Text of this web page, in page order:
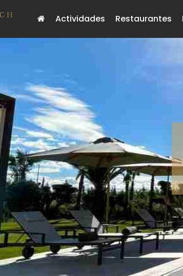
Actividades Restaurantes